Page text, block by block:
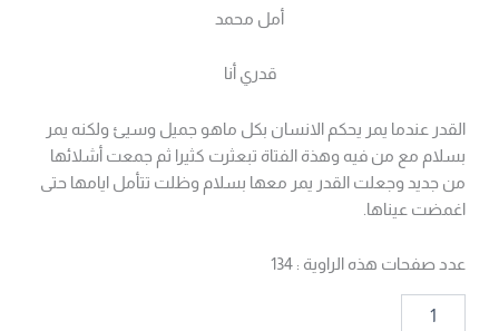
أمل محمد
قدري أنا
القدر عندما يمر يحكم الانسان بكل ماهو جميل وسيئ ولكنه يمر
بسلام مع من فيه وهذة الفتاة تبعثرت كثيرا ثم جمعت أشلائها
من جديد وجعلت القدر يمر معها بسلام وظلت تتأمل ايامها حتى
اغمضت عيناها.
عدد صفحات هذه الراوية : 134